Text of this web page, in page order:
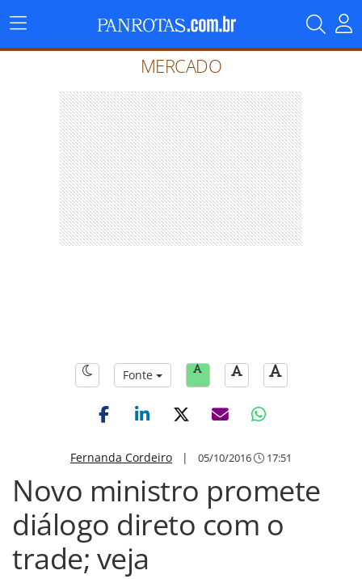
Menu
Principal
MERCADO
Fonte
Fernanda Cordeiro | 05/10/2016 17:51
Novo ministro promete
diálogo direto com o
trade; veja